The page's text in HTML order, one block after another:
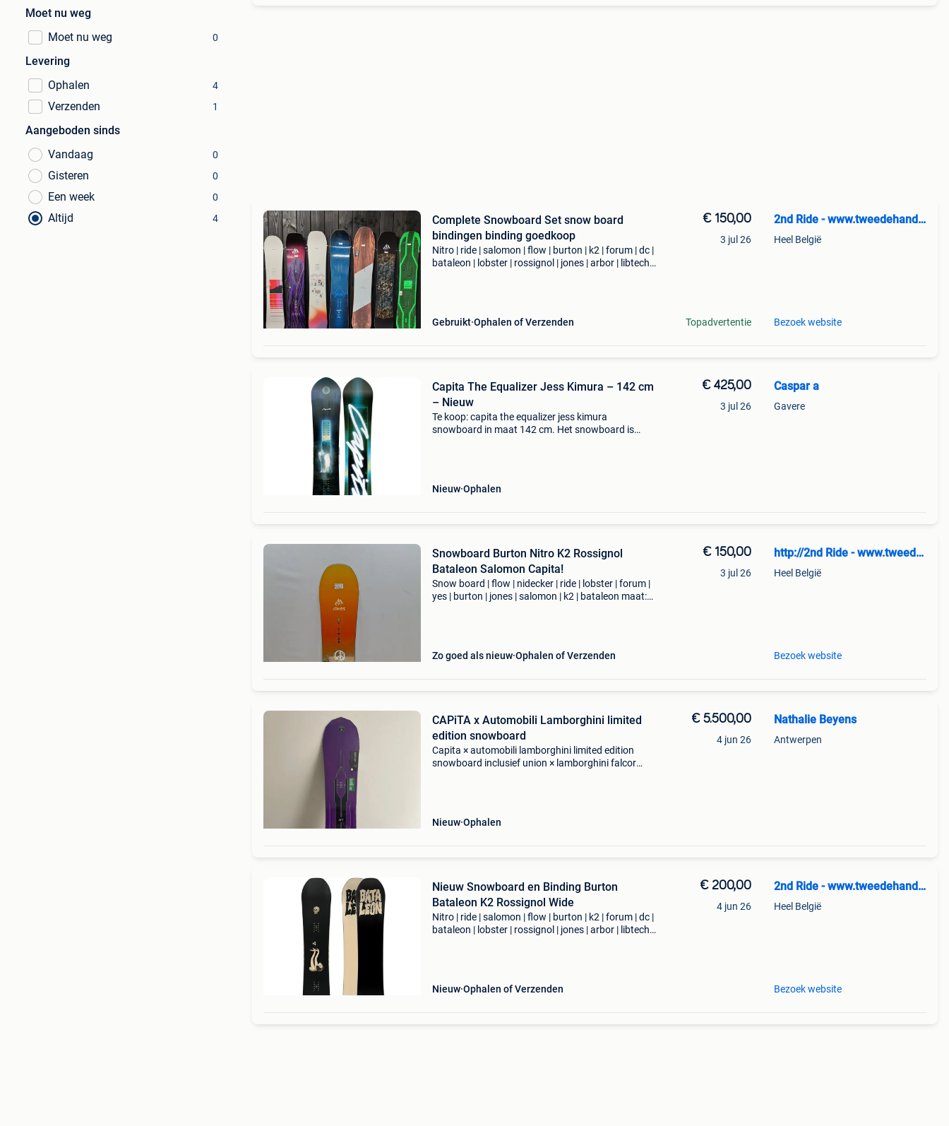
Moet nu weg
Moet nu weg
0
Levering
Ophalen
4
Verzenden 1
Aangeboden sinds
Vandaag
0
Gisteren 0
Een week 0
Altijd 4
Complete Snowboard Set snow board
bindingen binding goedkoop
Nitro | ride | salomon | flow | burton | k2 | forum | dc |
bataleon | lobster | rossignol | jones | arbor | libtech |
Gebruikt Ophalen of Verzenden
€ 150,00
3 jul 26
Topadvertentie
2nd Ride - www.tweedehandssnowboards.nl
Heel België
Bezoek website
Capita The Equalizer Jess Kimura – 142 cm
– Nieuw
Te koop: capita the equalizer jess kimura
snowboard in maat 142 cm. Het snowboard is
Nieuw Ophalen
€ 425,00
3 jul 26
Caspar a
Gavere
Snowboard Burton Nitro K2 Rossignol
Bataleon Salomon Capita!
Snow board | flow | nidecker | ride | lobster | forum |
yes | burton | jones | salomon | k2 | bataleon maat:
Zo goed als nieuw Ophalen of Verzenden
€ 150,00
3 jul 26
http://2nd Ride - www.tweedehandssnowboards.nl
Heel België
Bezoek website
CAPiTA x Automobili Lamborghini limited
edition snowboard
Capita × automobili lamborghini limited edition
snowboard inclusief union × lamborghini falcor
Nieuw Ophalen
€ 5.500,00
4 jun 26
Nathalie Beyens
Antwerpen
Nieuw Snowboard en Binding Burton
Bataleon K2 Rossignol Wide
Nitro | ride | salomon | flow | burton | k2 | forum | dc |
bataleon | lobster | rossignol | jones | arbor | libtech |
Nieuw Ophalen of Verzenden
€ 200,00
4 jun 26
2nd Ride - www.tweedehandssnowboards.nl
Heel België
Bezoek website